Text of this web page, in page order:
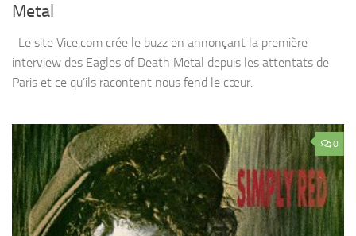
Metal
Le site Vice.com crée le buzz en annonçant la première
interview des Eagles of Death Metal depuis les attentats de
Paris et ce qu’ils racontent nous fend le cœur.
0